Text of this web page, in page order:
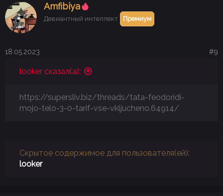
Аmfibiya
Девиантный интеллект Премиум
18.05.2023 #9
looker сказал(а):
https://supersliv.biz/threads/tata-feodoridi-
mojo-telo-3-0-tarif-vse-vkljucheno.64914/
Скрытое содержимое для пользователя(ей):
looker